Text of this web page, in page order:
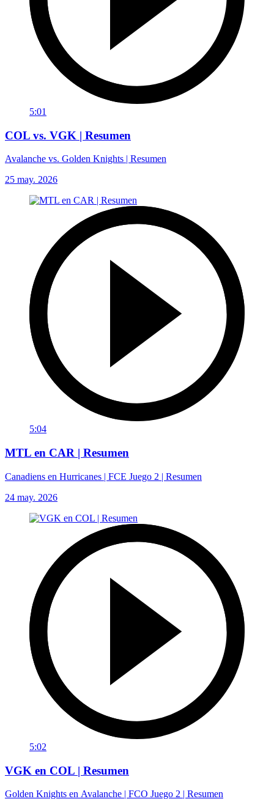
5:01
COL vs. VGK | Resumen
Avalanche vs. Golden Knights | Resumen
25 may. 2026
5:04
MTL en CAR | Resumen
Canadiens en Hurricanes | FCE Juego 2 | Resumen
24 may. 2026
5:02
VGK en COL | Resumen
Golden Knights en Avalanche | FCO Juego 2 | Resumen